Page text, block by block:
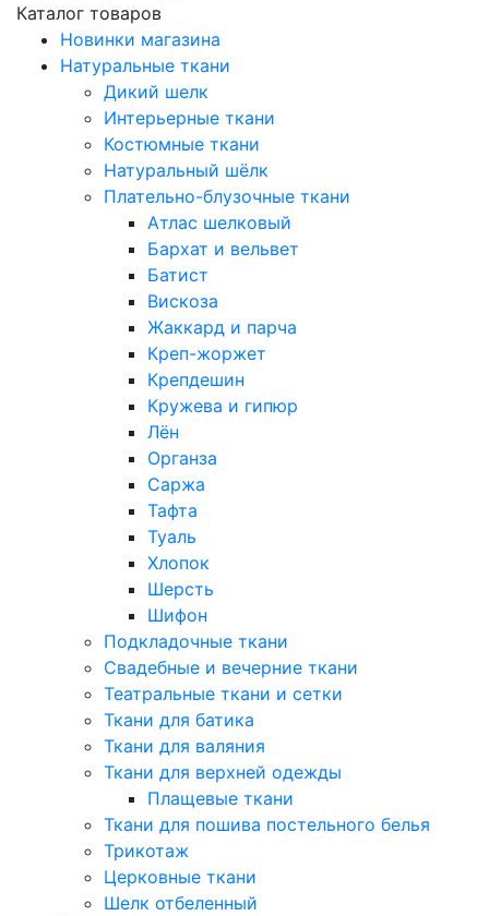
Каталог товаров
Новинки магазина
Натуральные ткани
Дикий шелк
Интерьерные ткани
Костюмные ткани
Натуральный шёлк
Плательно-блузочные ткани
Атлас шелковый
Бархат и вельвет
Батист
Вискоза
Жаккард и парча
Креп-жоржет
Крепдешин
Кружева и гипюр
Лён
Органза
Саржа
Тафта
Туаль
Хлопок
Шерсть
Шифон
Подкладочные ткани
Свадебные и вечерние ткани
Театральные ткани и сетки
Ткани для батика
Ткани для валяния
Ткани для верхней одежды
Плащевые ткани
Ткани для пошива постельного белья
Трикотаж
Церковные ткани
Шелк отбеленный